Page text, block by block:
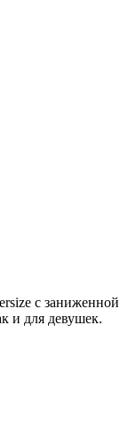
с заниженной
и для девушек.